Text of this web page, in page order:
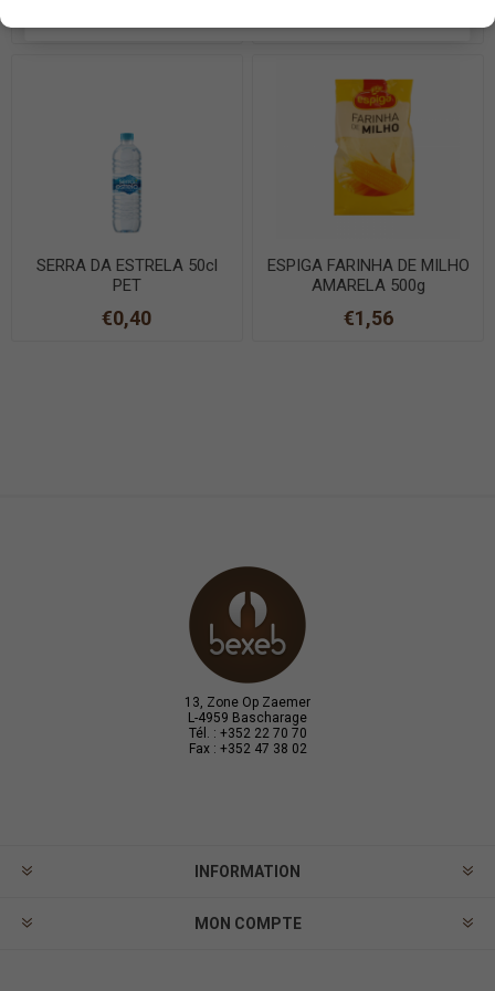
SERRA DA ESTRELA 50cl
PET
€0,40
ESPIGA FARINHA DE MILHO
AMARELA 500g
€1,56
13, Zone Op Zaemer
L-4959 Bascharage
Tél. : +352 22 70 70
Fax : +352 47 38 02
INFORMATION
MON COMPTE